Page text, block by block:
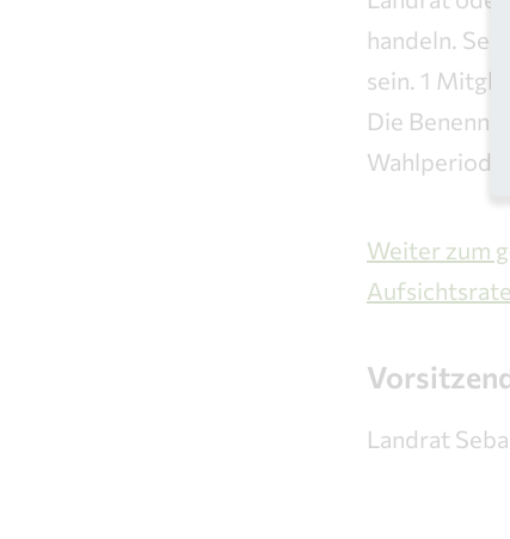
handeln.
sein. 1
Die
Wahlperiode
Weiter zum
Landrat